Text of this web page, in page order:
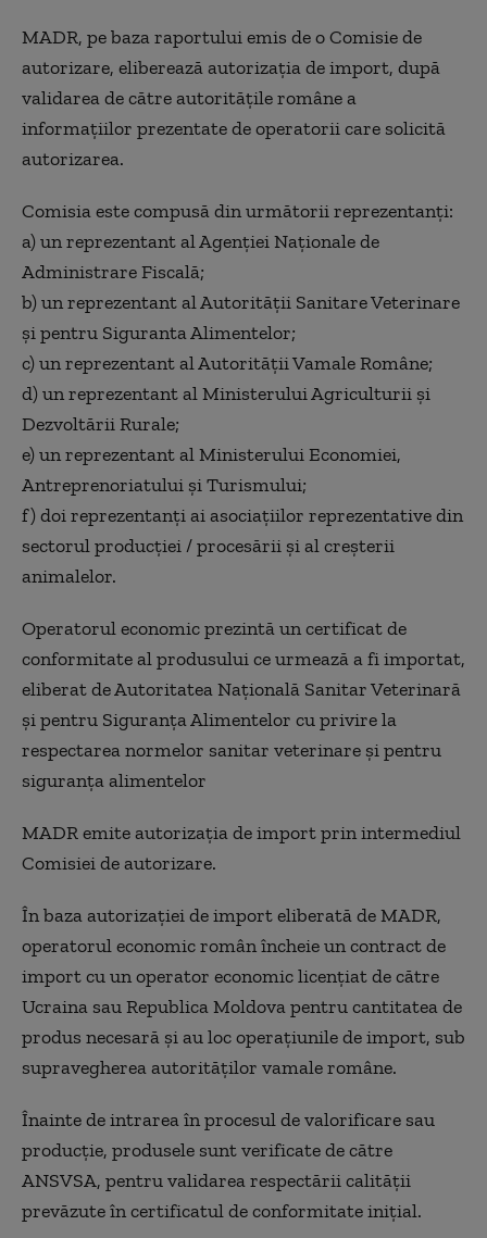
MADR, pe baza raportului emis de o Comisie de
autorizare, eliberează autorizația de import, după
validarea de către autoritățile române a
informațiilor prezentate de operatorii care solicită
autorizarea.
Comisia este compusă din următorii reprezentanți:
a) un reprezentant al Agenției Naționale de
Administrare Fiscală;
b) un reprezentant al Autorității Sanitare Veterinare
și pentru Siguranta Alimentelor;
c) un reprezentant al Autorității Vamale Române;
d) un reprezentant al Ministerului Agriculturii și
Dezvoltării Rurale;
e) un reprezentant al Ministerului Economiei,
Antreprenoriatului și Turismului;
f) doi reprezentanți ai asociațiilor reprezentative din
sectorul producției / procesării și al creșterii
animalelor.
Operatorul economic prezintă un certificat de
conformitate al produsului ce urmează a fi importat,
eliberat de Autoritatea Națională Sanitar Veterinară
și pentru Siguranța Alimentelor cu privire la
respectarea normelor sanitar veterinare și pentru
siguranța alimentelor
MADR emite autorizația de import prin intermediul
Comisiei de autorizare.
În baza autorizației de import eliberată de MADR,
operatorul economic român încheie un contract de
import cu un operator economic licențiat de către
Ucraina sau Republica Moldova pentru cantitatea de
produs necesară și au loc operațiunile de import, sub
supravegherea autorităților vamale române.
Înainte de intrarea în procesul de valorificare sau
producție, produsele sunt verificate de către
ANSVSA, pentru validarea respectării calității
prevăzute în certificatul de conformitate inițial.